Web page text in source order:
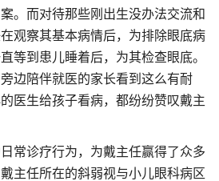
。而对待那些刚出生没办法交流和
观察其基本病情后，为排除眼底病
等到患儿睡着后，为其检查眼底。
边陪伴就医的家长看到这么有耐
医生给孩子看病，都纷纷赞叹戴主
常诊疗行为，为戴主任赢得了众多
主任所在的斜弱视与小儿眼科病区